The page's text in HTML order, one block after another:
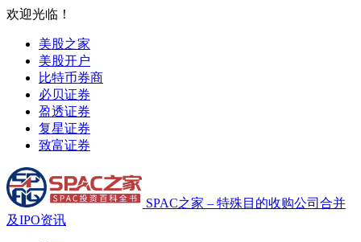
欢迎光临！
美股之家
美股开户
比特币券商
必贝证券
盈透证券
复星证券
致富证券
SPAC之家 – 特殊目的收购公司合并
及IPO资讯